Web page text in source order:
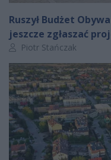
Ruszył Budżet
jeszcze zgłaszać
Autor artykułu:
Piotr Stańczak